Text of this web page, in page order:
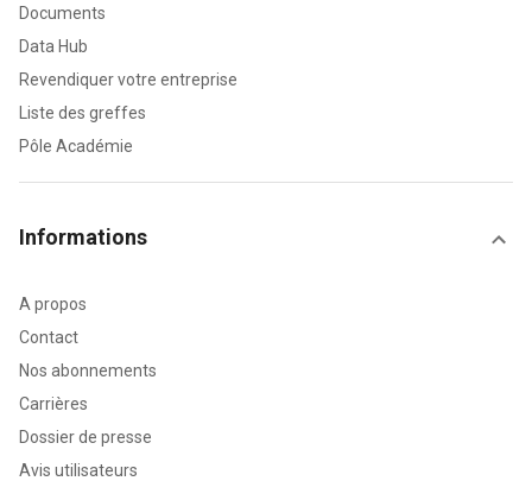
Documents
Data Hub
Revendiquer votre entreprise
Liste des greffes
Pôle Académie
Informations
A propos
Contact
Nos abonnements
Carrières
Dossier de presse
Avis utilisateurs